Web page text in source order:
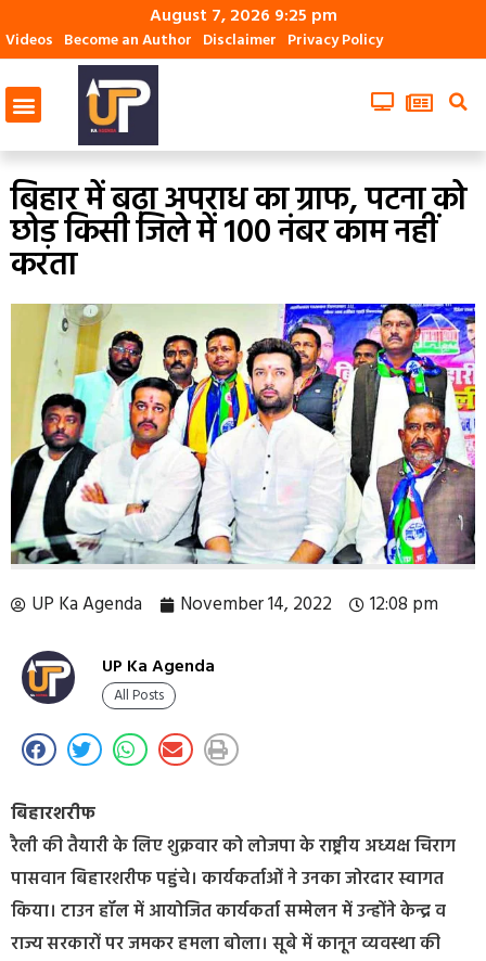
August 7, 2026 9:25 pm
Videos Become an Author Disclaimer Privacy Policy
बिहार में बढ़ा अपराध का ग्राफ, पटना को
छोड़ किसी जिले में 100 नंबर काम नहीं
करता
UP Ka Agenda November 14, 2022 12:08 pm
UP Ka Agenda
All Posts
बिहारशरीफ
रैली की तैयारी के लिए शुक्रवार को लोजपा के राष्ट्रीय अध्यक्ष चिराग
पासवान बिहारशरीफ पहुंचे। कार्यकर्ताओं ने उनका जोरदार स्वागत
किया। टाउन हॉल में आयोजित कार्यकर्ता सम्मेलन में उन्होंने केन्द्र व
राज्य सरकारों पर जमकर हमला बोला। सूबे में कानून व्यवस्था की